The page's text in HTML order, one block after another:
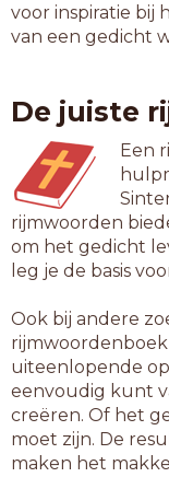
voor inspiratie bij
van een gedicht
De juiste
Een
rijmwoorden
om het gedicht
leg je de basis
Ook bij andere
uiteenlopende
eenvoudig kunt
creëren. Of het
moet zijn. De
maken het